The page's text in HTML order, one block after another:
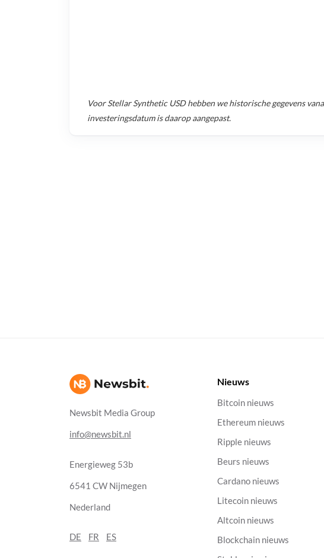
VoorStellar Synthetic USDhebben we historische gegevens
investeringsdatum is daarop aangepast.
Newsbit Media Group
info@newsbit.nl
Energieweg 53b
6541 CW Nijmegen
Nederland
DE FR ES
Nieuws
Bitcoin nieuws
Ethereum nieuws
Ripple nieuws
Beurs nieuws
Cardano nieuws
Litecoin nieuws
Altcoin nieuws
Blockchain nieuws